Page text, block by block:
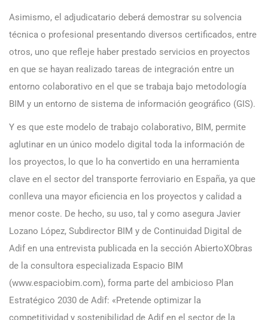
Asimismo, el adjudicatario deberá demostrar su solvencia
técnica o profesional presentando diversos certificados, entre
otros, uno que refleje haber prestado servicios en proyectos
en que se hayan realizado tareas de integración entre un
entorno colaborativo en el que se trabaja bajo metodología
BIM y un entorno de sistema de información geográfico (GIS).
Y es que este modelo de trabajo colaborativo, BIM, permite
aglutinar en un único modelo digital toda la información de
los proyectos, lo que lo ha convertido en una herramienta
clave en el sector del transporte ferroviario en España, ya que
conlleva una mayor eficiencia en los proyectos y calidad a
menor coste. De hecho, su uso, tal y como asegura Javier
Lozano López, Subdirector BIM y de Continuidad Digital de
Adif en una entrevista publicada en la sección AbiertoXObras
de la consultora especializada Espacio BIM
(www.espaciobim.com), forma parte del ambicioso Plan
Estratégico 2030 de Adif: «Pretende optimizar la
competitividad y sostenibilidad de Adif en el sector de la